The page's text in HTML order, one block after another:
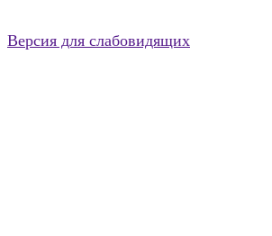
Версия для слабовидящих